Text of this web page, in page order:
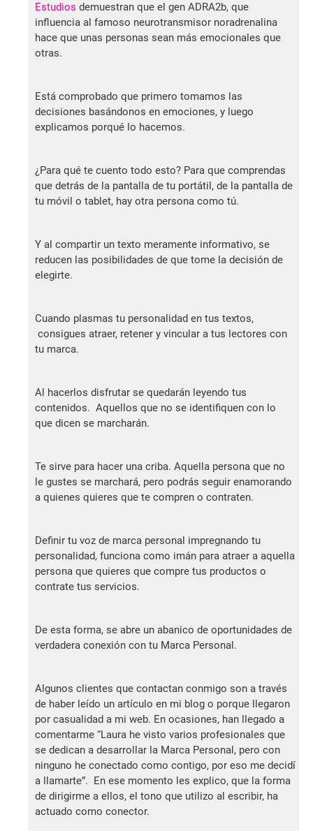
Estudios demuestran que el gen ADRA2b, que
influencia al famoso neurotransmisor noradrenalina
hace que unas personas sean más emocionales que
otras.
Está comprobado que primero tomamos las
decisiones basándonos en emociones, y luego
explicamos porqué lo hacemos.
¿Para qué te cuento todo esto? Para que comprendas
que detrás de la pantalla de tu portátil, de la pantalla de
tu móvil o tablet, hay otra persona como tú.
Y al compartir un texto meramente informativo, se
reducen las posibilidades de que tome la decisión de
elegirte.
Cuando plasmas tu personalidad en tus textos,
consigues atraer, retener y vincular a tus lectores con
tu marca.
Al hacerlos disfrutar se quedarán leyendo tus
contenidos. Aquellos que no se identifiquen con lo
que dicen se marcharán.
Te sirve para hacer una criba. Aquella persona que no
le gustes se marchará, pero podrás seguir enamorando
a quienes quieres que te compren o contraten.
Definir tu voz de marca personal impregnando tu
personalidad, funciona como imán para atraer a aquella
persona que quieres que compre tus productos o
contrate tus servicios.
De esta forma, se abre un abanico de oportunidades de
verdadera conexión con tu Marca Personal.
Algunos clientes que contactan conmigo son a través
de haber leído un artículo en mi blog o porque llegaron
por casualidad a mi web. En ocasiones, han llegado a
comentarme “Laura he visto varios profesionales que
se dedican a desarrollar la Marca Personal, pero con
ninguno he conectado como contigo, por eso me decidí
a llamarte”. En ese momento les explico, que la forma
de dirigirme a ellos, el tono que utilizo al escribir, ha
actuado como conector.